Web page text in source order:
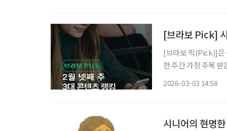
[브라보 Pick]
[브라보 픽(Pick)]은
한 주간 가장 주목
2026-03-03 14:58
시니어의 현명